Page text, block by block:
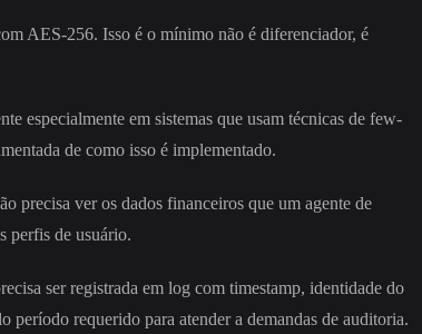
AES-256. Isso é o mínimo não é diferenciador, é
especialmente em sistemas que usam técnicas de few-
de como isso é implementado.
precisa ver os dados financeiros que um agente de
perfis de usuário.
ser registrada em log com timestamp, identidade do
período requerido para atender a demandas de auditoria.